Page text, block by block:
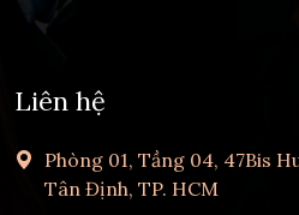
Liên hệ
Phòng 01, Tầng 04, 47Bis
Tân Định, TP. HCM